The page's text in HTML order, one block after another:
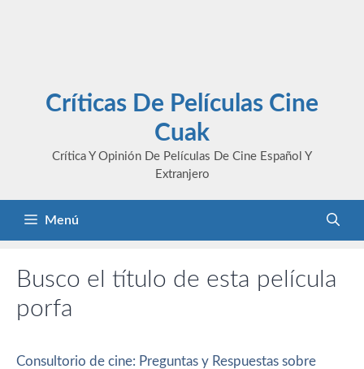
Críticas De Películas Cine
Cuak
Crítica Y Opinión De Películas De Cine Español Y
Extranjero
Menú
Busco el título de esta película
porfa
Consultorio de cine: Preguntas y Respuestas sobre